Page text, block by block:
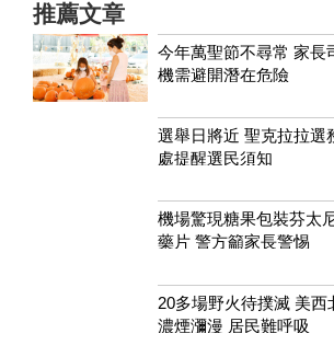
推薦文章
今年萬聖節不尋常 家長
機需避開潛在危險
選舉日將近 聖克拉拉選
處提醒選民須知
機場驚現糖果包裝芬太
藥片 警方籲家長警惕
20多場野火待撲滅 美西
濃煙瀰漫 居民難呼吸